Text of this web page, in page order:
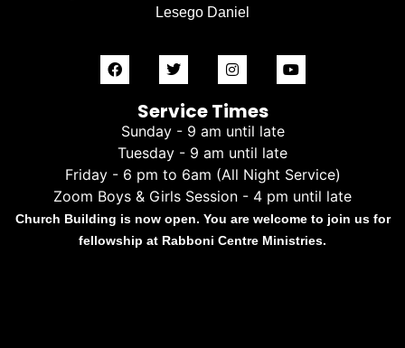
Lesego Daniel
Service Times
Sunday - 9 am until late
Tuesday - 9 am until late
Friday - 6 pm to 6am (All Night Service)
Zoom Boys & Girls Session - 4 pm until late
Church Building is now open. You are welcome to join us for
fellowship at Rabboni Centre Ministries.